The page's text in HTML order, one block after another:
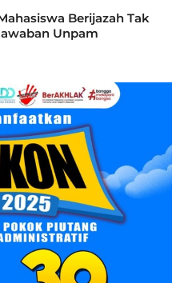
Berijazah Tak
Unpam